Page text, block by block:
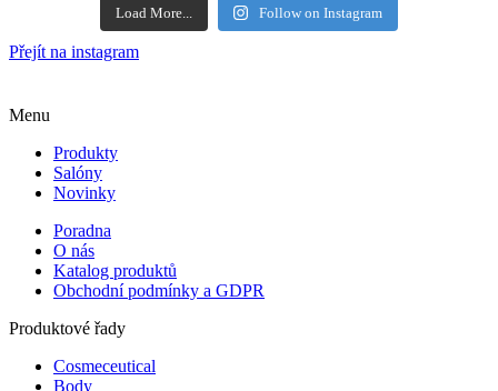
Load More... Follow on Instagram
Přejít na instagram
Menu
Produkty
Salóny
Novinky
Poradna
O nás
Katalog produktů
Obchodní podmínky a GDPR
Produktové řady
Cosmeceutical
Body